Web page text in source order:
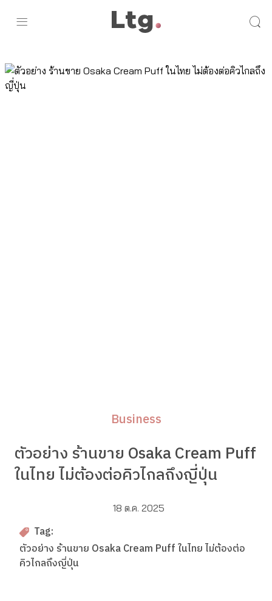
Business
ตัวอย่าง ร้านขาย Osaka Cream Puff
ในไทย ไม่ต้องต่อคิวไกลถึงญี่ปุ่น
18 ต.ค. 2025
Tag:
ตัวอย่าง ร้านขาย Osaka Cream Puff ในไทย ไม่ต้องต่อ
คิวไกลถึงญี่ปุ่น